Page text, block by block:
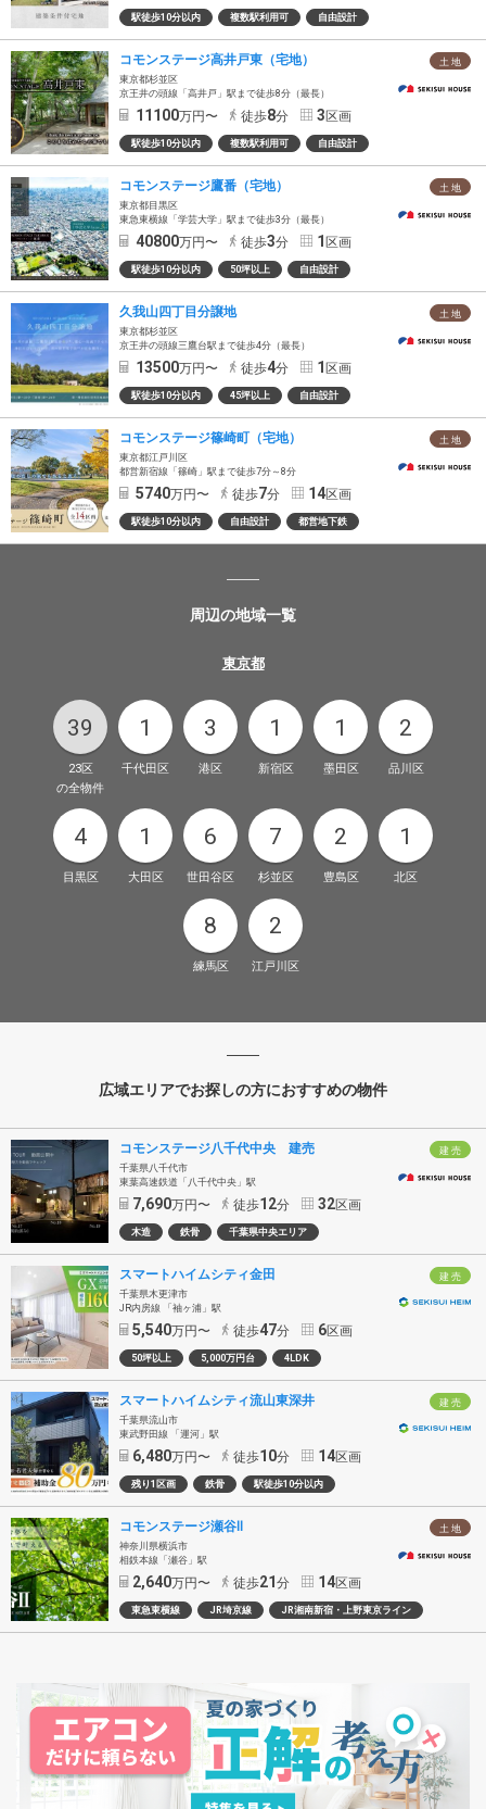
駅徒歩10分以内 複数駅利用可 自由設計
土 地
コモンステージ高井戸東（宅地）
東京都杉並区
京王井の頭線「高井戸」駅まで徒歩8分（最長）
11100万円〜 徒歩8分 3 区画
駅徒歩10分以内 複数駅利用可 自由設計
土 地
コモンステージ鷹番（宅地）
東京都目黒区
東急東横線「学芸大学」駅まで徒歩3分（最長）
40800万円〜 徒歩3分 1 区画
駅徒歩10分以内 50坪以上 自由設計
土 地
久我山四丁目分譲地
東京都杉並区
京王井の頭線三鷹台駅まで徒歩4分（最長）
13500万円〜 徒歩4分 1 区画
駅徒歩10分以内 45坪以上 自由設計
土 地
コモンステージ篠崎町（宅地）
東京都江戸川区
都営新宿線「篠崎」駅まで徒歩7分～8分
5740万円〜 徒歩7分 14区画
駅徒歩10分以内 自由設計 都営地下鉄
周辺の地域一覧
東京都
39
23区
の全物件
1
千代田区
3
港区
1
新宿区
1
墨田区
2
品川区
4
目黒区
1
大田区
6
世田谷区
7
杉並区
2
豊島区
1
北区
8
練馬区
2
江戸川区
広域エリアでお探しの方におすすめの物件
建 売
コモンステージ八千代中央 建売
千葉県八千代市
東葉高速鉄道「八千代中央」駅
7,690万円〜 徒歩12分 32区画
木造 鉄骨 千葉県中央エリア
建 売
スマートハイムシティ金田
千葉県木更津市
JR内房線 「袖ヶ浦」駅
5,540万円〜 徒歩47分 6区画
50坪以上 5,000万円台 4LDK
建 売
スマートハイムシティ流山東深井
千葉県流山市
東武野田線 「運河」駅
6,480万円〜 徒歩10分 14区画
残り1区画 鉄骨 駅徒歩10分以内
土 地
コモンステージ瀬谷Ⅱ
神奈川県横浜市
相鉄本線「瀬谷」駅
2,640万円〜 徒歩21 分 14区画
東急東横線 JR埼京線 JR湘南新宿・上野東京ライン